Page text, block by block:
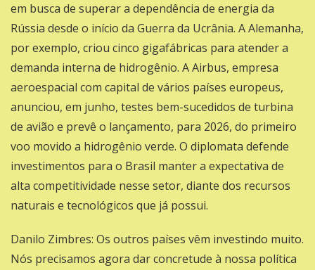
em busca de superar a dependência de energia da
Rússia desde o início da Guerra da Ucrânia. A Alemanha,
por exemplo, criou cinco gigafábricas para atender a
demanda interna de hidrogênio. A Airbus, empresa
aeroespacial com capital de vários países europeus,
anunciou, em junho, testes bem-sucedidos de turbina
de avião e prevê o lançamento, para 2026, do primeiro
voo movido a hidrogênio verde. O diplomata defende
investimentos para o Brasil manter a expectativa de
alta competitividade nesse setor, diante dos recursos
naturais e tecnológicos que já possui.
Danilo Zimbres: Os outros países vêm investindo muito.
Nós precisamos agora dar concretude à nossa política